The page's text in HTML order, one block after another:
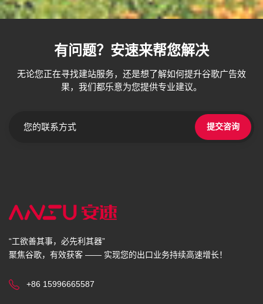
有问题？安速来帮您解决
无论您正在寻找建站服务，还是想了解如何提升谷歌广告效
果，我们都乐意为您提供专业建议。
提交咨询
“工欲善其事，必先利其器”
聚焦谷歌，有效获客 —— 实现您的出口业务持续高速增长！
+86 15996665587